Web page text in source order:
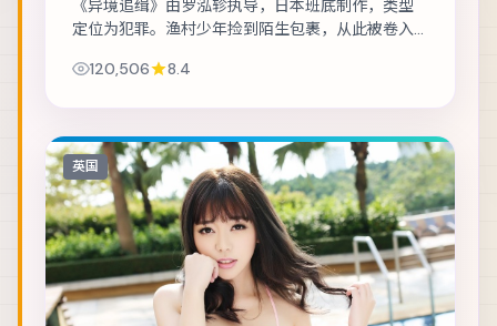
《异境追缉》由罗泓轸执导，日本班底制作，类型
定位为犯罪。渔村少年捡到陌生包裹，从此被卷入
达亚 等，表演层次丰富。美术与声音设计共同营...
120,506 8.4
英国